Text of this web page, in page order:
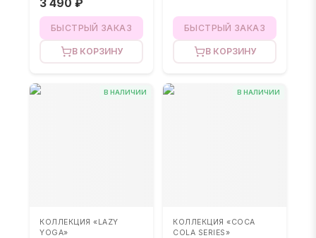
3 490 ₽
БЫСТРЫЙ ЗАКАЗ
В КОРЗИНУ
БЫСТРЫЙ ЗАКАЗ
В КОРЗИНУ
В НАЛИЧИИ
КОЛЛЕКЦИЯ «LAZY
YOGA»
В НАЛИЧИИ
КОЛЛЕКЦИЯ «COCA
COLA SERIES»